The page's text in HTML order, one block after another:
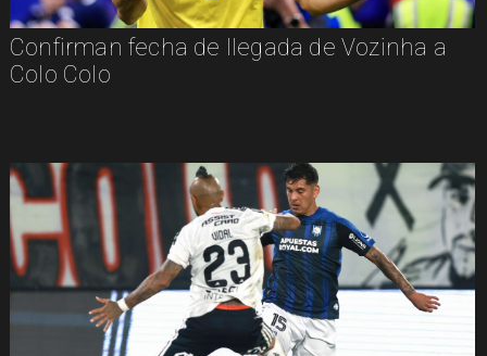
Confirman fecha de llegada de Vozinha a
Colo Colo